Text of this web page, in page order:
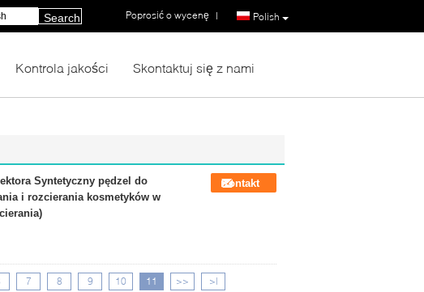
Polish
Poprosić o wycenę |
Search
Kontrola jakości Skontaktuj się z nami
Syntetyczny pędzel do
i rozcierania kosmetyków w
Kontakt
7 8 9 10 11 >> >|